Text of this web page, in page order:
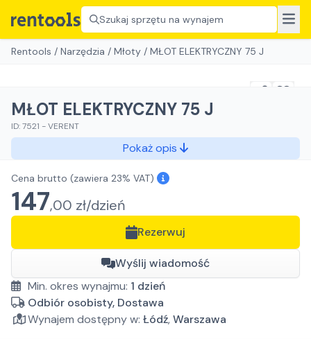
Szukaj sprzętu na wynajem
Rentools / Narzędzia / Młoty / MŁOT ELEKTRYCZNY 75 J
MŁOT ELEKTRYCZNY 75 J
ID:7521 -VERENT
Pokaż opis
Cena brutto (zawiera 23% VAT)
147,00 zł/dzień
Rezerwuj
Wyślij wiadomość
Min. okres wynajmu: 1 dzień
Odbiór osobisty, Dostawa
Wynajem dostępny w: Łódź,Warszawa